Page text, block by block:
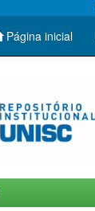
Página inicial